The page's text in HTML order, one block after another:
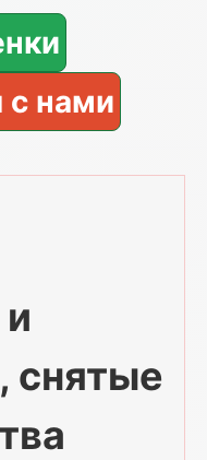
с нами
снятые